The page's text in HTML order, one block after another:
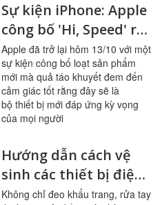
Sự kiện iPhone: Apple
công bố 'Hi, Speed' ra
mắt 4 iphone 12 và
một số công nghệ mới
Apple đã trở lại hôm 13/10 với một
sự kiện công bố loạt sản phẩm
mới mà quả táo khuyết đem đến
cảm giác tốt rằng đây sẽ là
bộ thiết bị mới đáp ứng kỳ vọng
của mọi người
Hướng dẫn cách vệ
sinh các thiết bị điện
tử phòng dịch bệnh
Không chỉ đeo khẩu trang, rửa tay